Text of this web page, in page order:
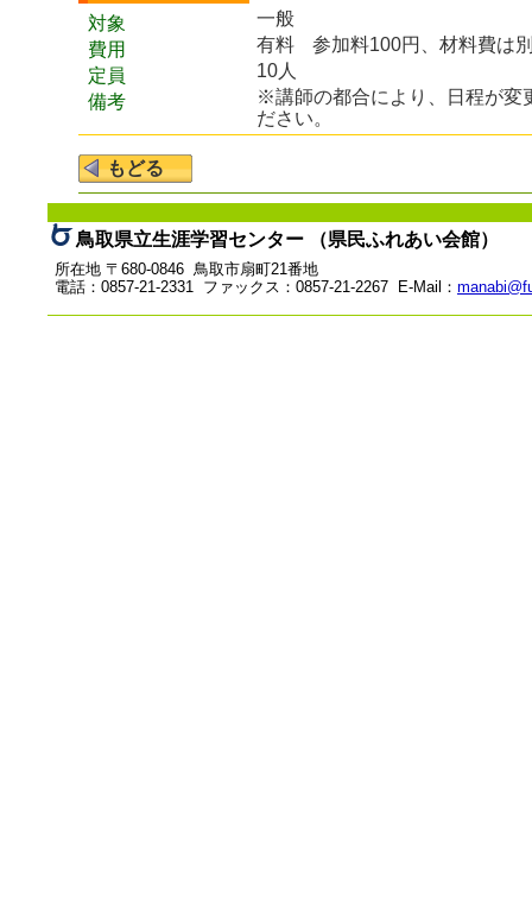
対象
一般
費用
有料
参加料100円、材料費は
定員
10人
備考
※講師の都合により、日程が変
ださい。
鳥取県立生涯学習センター （県民ふれあい会館）
所在地 〒680-0846 鳥取市扇町21番地
電話：0857-21-2331 ファックス：0857-21-2267 E-Mail：